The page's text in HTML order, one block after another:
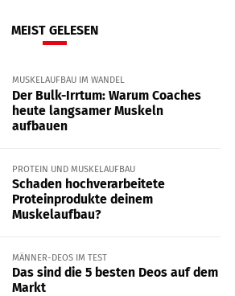
MEIST GELESEN
MUSKELAUFBAU IM WANDEL
Der Bulk-Irrtum: Warum Coaches
heute langsamer Muskeln
aufbauen
PROTEIN UND MUSKELAUFBAU
Schaden hochverarbeitete
Proteinprodukte deinem
Muskelaufbau?
MÄNNER-DEOS IM TEST
Das sind die 5 besten Deos auf dem
Markt